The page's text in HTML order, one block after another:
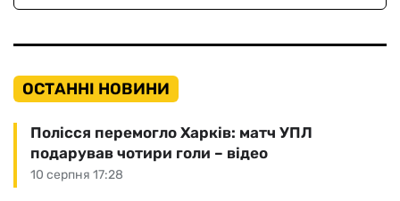
ОСТАННІ НОВИНИ
10 серпня 17:28
Полісся перемогло Харків: матч УПЛ
подарував чотири голи – відео